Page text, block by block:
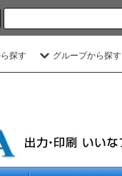
探す グループから探す